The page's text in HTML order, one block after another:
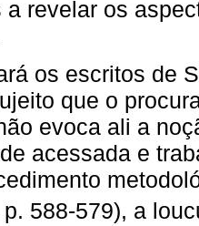
a revelar os
os escritos de
que o
evoca ali a
acessada e
p. 588-579), a